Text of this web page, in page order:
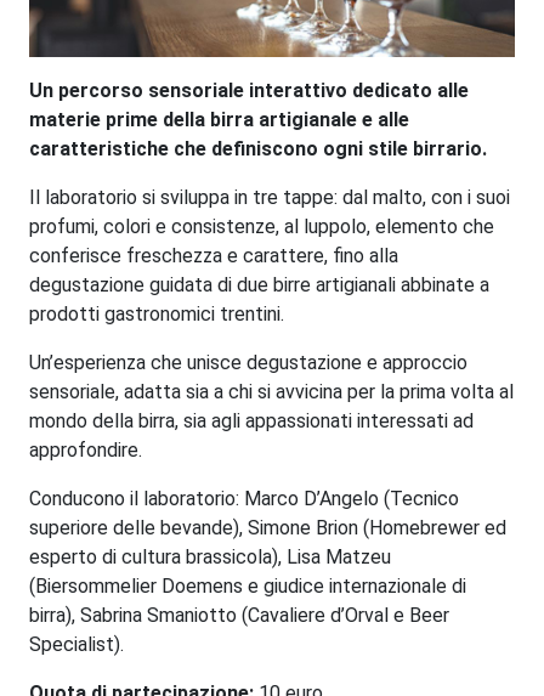
Un percorso sensoriale interattivo dedicato alle
materie prime della birra artigianale e alle
caratteristiche che definiscono ogni stile birrario.
Il laboratorio si sviluppa in tre tappe: dal malto, con i suoi
profumi, colori e consistenze, al luppolo, elemento che
conferisce freschezza e carattere, fino alla
degustazione guidata di due birre artigianali abbinate a
prodotti gastronomici trentini.
Un’esperienza che unisce degustazione e approccio
sensoriale, adatta sia a chi si avvicina per la prima volta al
mondo della birra, sia agli appassionati interessati ad
approfondire.
Conducono il laboratorio: Marco D’Angelo (Tecnico
superiore delle bevande), Simone Brion (Homebrewer ed
esperto di cultura brassicola), Lisa Matzeu
(Biersommelier Doemens e giudice internazionale di
birra), Sabrina Smaniotto (Cavaliere d’Orval e Beer
Specialist).